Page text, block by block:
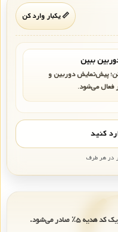
📏 یکبار وارد کن
ببین
پیش‌نمایش دوربین و
فعال می‌شود.
کنید
یک کد هدیه۵٪ صادر می‌شود.